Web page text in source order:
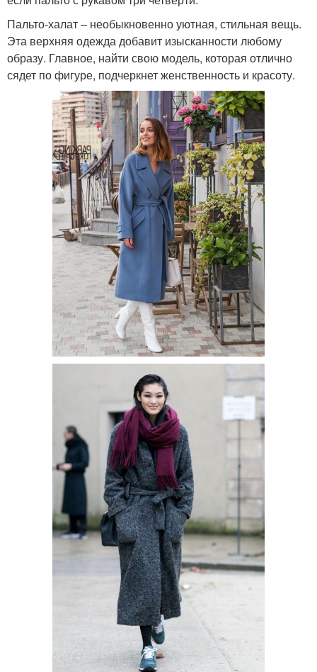
Пальто-халат – необыкновенно уютная, стильная вещь.
Эта верхняя одежда добавит изысканности любому
образу. Главное, найти свою модель, которая отлично
сядет по фигуре, подчеркнет женственность и красоту.